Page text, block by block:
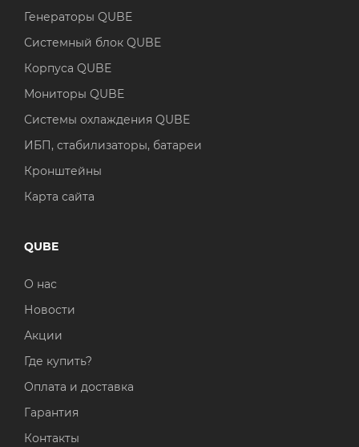
Генераторы QUBE
Системный блок QUBE
Корпуса QUBE
Мониторы QUBE
Системы охлаждения QUBE
ИБП, стабилизаторы, батареи
Кронштейны
Карта сайта
QUBE
О нас
Новости
Акции
Где купить?
Оплата и доставка
Гарантия
Контакты